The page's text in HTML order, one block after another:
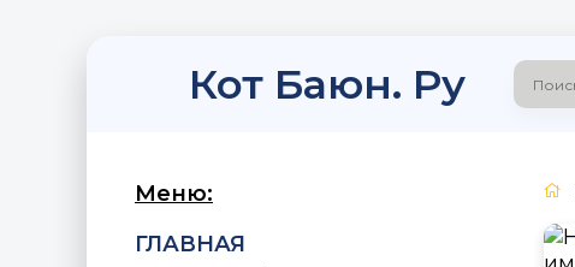
Кот Баюн. Ру
Меню:
ГЛАВНАЯ